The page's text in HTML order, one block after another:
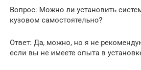
Вопрос: Можно ли установить
кузовом самостоятельно?
Ответ: Да, можно, но я не
если вы не имеете опыта в